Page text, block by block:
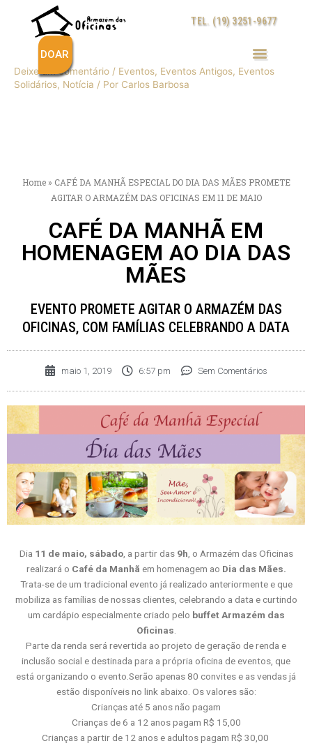
conteúdo
TEL. (19) 3251-9677
DOAR
Deixe um comentário / Eventos, Eventos Antigos, Eventos
Solidários, Notícia / Por Carlos Barbosa
Home» CAFÉ DA MANHÃ ESPECIAL DO DIA DAS MÃES PROMETE
AGITAR O ARMAZÉM DAS OFICINAS EM 11 DE MAIO
CAFÉ DA MANHÃ EM
HOMENAGEM AO DIA DAS
MÃES
EVENTO PROMETE AGITAR O ARMAZÉM DAS
OFICINAS, COM FAMÍLIAS CELEBRANDO A DATA
maio 1, 2019 6:57 pm Sem Comentários
Dia 11 de maio, sábado, a partir das 9h, o Armazém das Oficinas
realizará o Café da Manhã em homenagem ao Dia das Mães.
Trata-se de um tradicional evento já realizado anteriormente e que
mobiliza as famílias de nossas clientes, celebrando a data e curtindo
um cardápio especialmente criado pelo buffet Armazém das
Oficinas.
Parte da renda será revertida ao projeto de geração de renda e
inclusão social e destinada para a própria oficina de eventos, que
está organizando o evento.Serão apenas 80 convites e as vendas já
estão disponíveis no link abaixo. Os valores são:
Crianças até 5 anos não pagam
Crianças de 6 a 12 anos pagam R$ 15,00
Crianças a partir de 12 anos e adultos pagam R$ 30,00
Post
navigation